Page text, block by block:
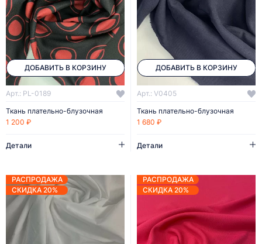
ДОБАВИТЬ В КОРЗИНУ
Арт.: PL-0189
Ткань плательно-блузочная
1 200 ₽
Детали
ДОБАВИТЬ В КОРЗИНУ
Арт.: V0405
Ткань плательно-блузочная
1 680 ₽
Детали
РАСПРОДАЖА
СКИДКА 20%
РАСПРОДАЖА
СКИДКА 20%